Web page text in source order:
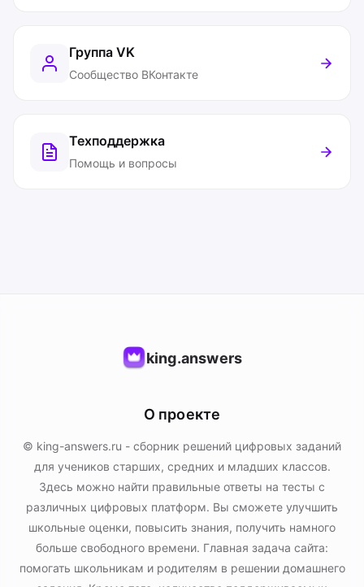
Группа VK
Сообщество ВКонтакте
Техподдержка
Помощь и вопросы
king.answers
О проекте
© king-answers.ru - сборник решений цифровых заданий
для учеников старших, средних и младших классов.
Здесь можно найти правильные ответы на тесты с
различных цифровых платформ. Вы сможете улучшить
школьные оценки, повысить знания, получить намного
больше свободного времени. Главная задача сайта:
помогать школьникам и родителям в решении домашнего